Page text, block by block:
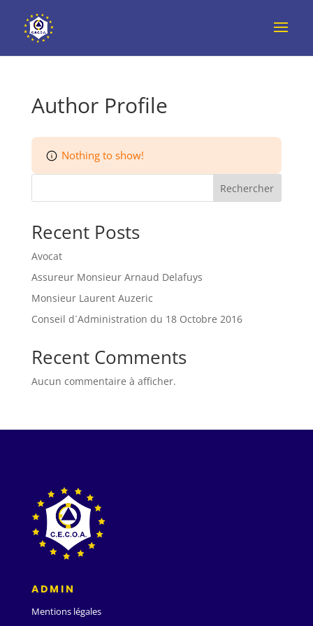
Author Profile
Nothing to show!
Rechercher
Recent Posts
Avocat
Assureur Monsieur Arnaud Delafuys
Monsieur Laurent Auzeric
Conseil d´Administration du 18 Octobre 2016
Recent Comments
Aucun commentaire à afficher.
ADMIN
Mentions légales